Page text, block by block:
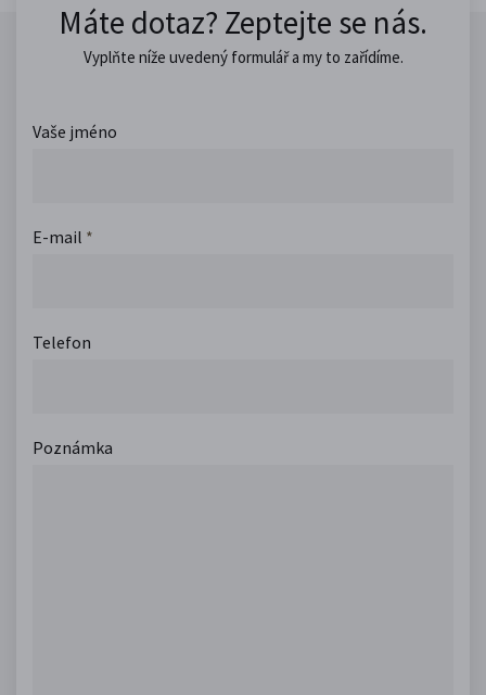
Máte dotaz? Zeptejte se nás.
Vyplňte níže uvedený formulář a my to zařídíme.
Vaše jméno
E-mail *
Telefon
Poznámka